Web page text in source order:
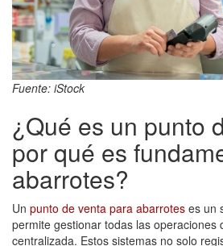
Fuente: iStock
¿Qué es un punto
por qué es
abarrotes?
Un punto de venta para abarrotes es un
permite gestionar todas las operaciones
centralizada. Estos sistemas no solo